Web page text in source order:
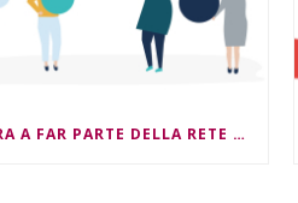
ENTRA A FAR PARTE DELLA RETE NEST4ESG !